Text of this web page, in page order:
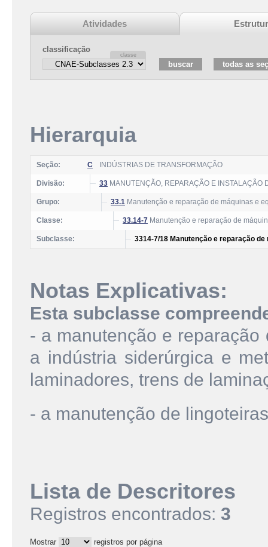
Atividades
classificação
Hierarquia
Seção: C INDÚSTRIAS DE TRANSFORMAÇÃO
Divisão: 33 MANUTENÇÃO, REPARAÇÃO E INSTALAÇÃO
Grupo: 33.1 Manutenção e reparação de máquinas e
Classe: 33.14-7 Manutenção e reparação de
Subclasse: 3314-7/18 Manutenção e reparação
Notas Explicativas:
Esta subclasse
- a manutenção e
a indústria siderúrgica e
laminadores, trens de
- a manutenção de
Lista de Descritores
Registros encontrados: 3
Mostrar
registros por página